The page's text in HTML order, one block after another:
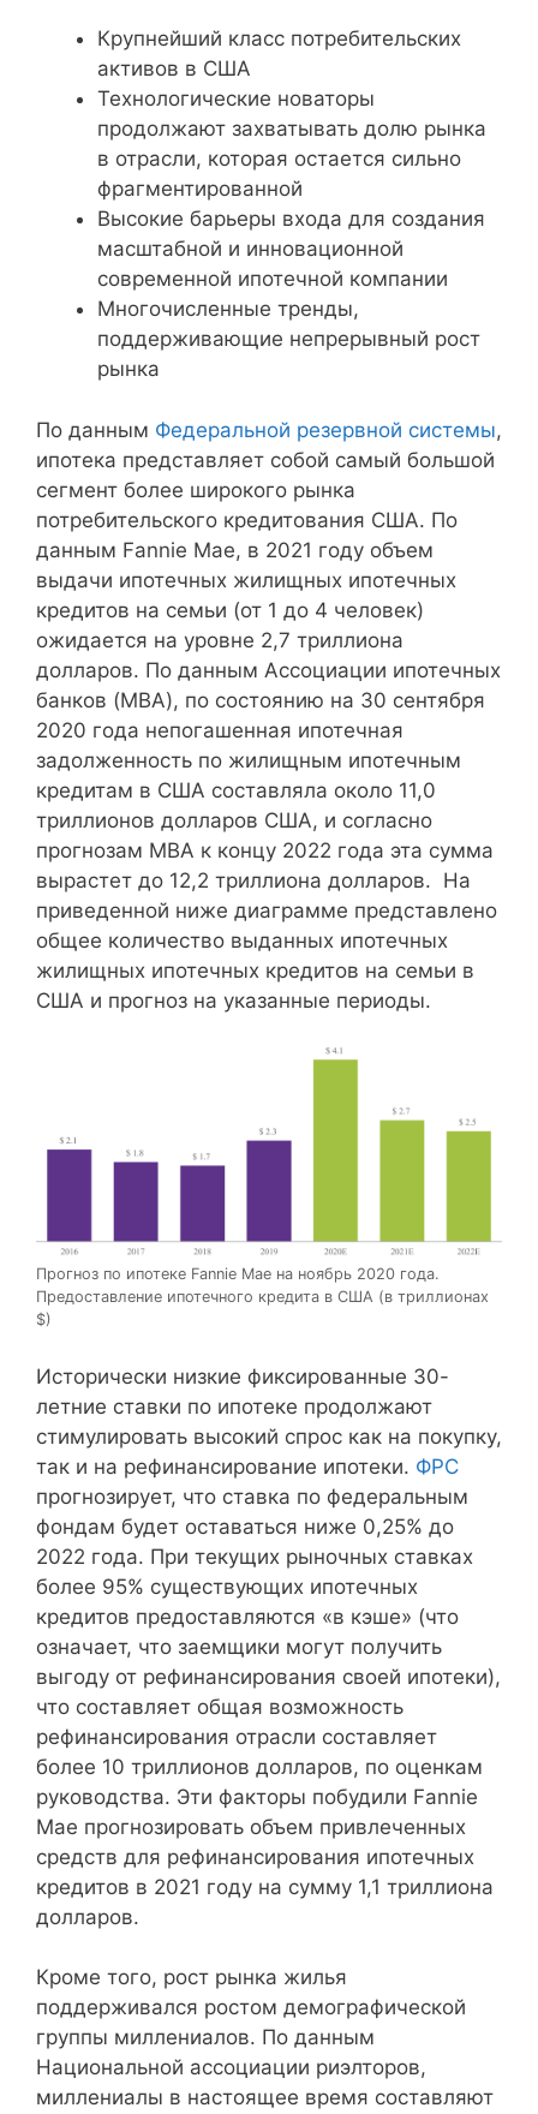
Крупнейший класс потребительских
активов в США
Технологические новаторы
продолжают захватывать долю рынка
в отрасли, которая остается сильно
фрагментированной
Высокие барьеры входа для создания
масштабной и инновационной
современной ипотечной компании
Многочисленные тренды,
поддерживающие непрерывный рост
рынка
По данным Федеральной резервной системы,
ипотека представляет собой самый большой
сегмент более широкого рынка
потребительского кредитования США. По
данным Fannie Mae, в 2021 году объем
выдачи ипотечных жилищных ипотечных
кредитов на семьи (от 1 до 4 человек)
ожидается на уровне 2,7 триллиона
долларов. По данным Ассоциации ипотечных
банков (MBA), по состоянию на 30 сентября
2020 года непогашенная ипотечная
задолженность по жилищным ипотечным
кредитам в США составляла около 11,0
триллионов долларов США, и согласно
прогнозам MBA к концу 2022 года эта сумма
вырастет до 12,2 триллиона долларов. На
приведенной ниже диаграмме представлено
общее количество выданных ипотечных
жилищных ипотечных кредитов на семьи в
США и прогноз на указанные периоды.
Прогноз по ипотеке Fannie Mae на ноябрь 2020 года.
Предоставление ипотечного кредита в США (в триллионах
$)
Исторически низкие фиксированные 30-
летние ставки по ипотеке продолжают
стимулировать высокий спрос как на покупку,
так и на рефинансирование ипотеки. ФРС
прогнозирует, что ставка по федеральным
фондам будет оставаться ниже 0,25% до
2022 года. При текущих рыночных ставках
более 95% существующих ипотечных
кредитов предоставляются «в кэше» (что
означает, что заемщики могут получить
выгоду от рефинансирования своей ипотеки),
что составляет общая возможность
рефинансирования отрасли составляет
более 10 триллионов долларов, по оценкам
руководства. Эти факторы побудили Fannie
Mae прогнозировать объем привлеченных
средств для рефинансирования ипотечных
кредитов в 2021 году на сумму 1,1 триллиона
долларов.
Кроме того, рост рынка жилья
поддерживался ростом демографической
группы миллениалов. По данным
Национальной ассоциации риэлторов,
миллениалы в настоящее время составляют